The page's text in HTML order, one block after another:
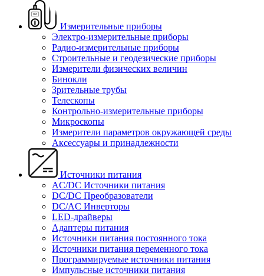
Измерительные приборы
Электро-измерительные приборы
Радио-измерительные приборы
Строительные и геодезические приборы
Измерители физических величин
Бинокли
Зрительные трубы
Телескопы
Контрольно-измерительные приборы
Микроскопы
Измерители параметров окружающей среды
Аксессуары и принадлежности
Источники питания
AC/DC Источники питания
DC/DC Преобразователи
DC/AC Инверторы
LED-драйверы
Адаптеры питания
Источники питания постоянного тока
Источники питания переменного тока
Программируемые источники питания
Импульсные источники питания